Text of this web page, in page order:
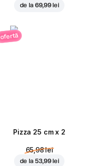
de la 69,99 lei
ofertă
Pizza 25 cm x 2
65,98 lei
de la 53,99 lei